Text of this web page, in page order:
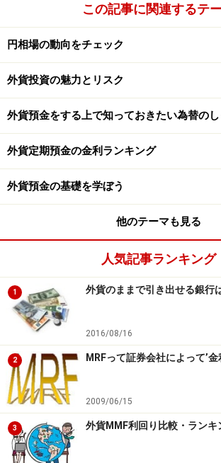
を負うのです。これが為替手数料に反
た。住友信託では、時々刻々と変化す
るようなしくみを作ることにより、銀
スクをうまく管理し、お客様にはご納
手数料水準の実現にこぎつけることがで
また、インターネットでのお取引なら
分金利に反映させやすくなるのです。
続いて、開発チームの苦労ばなしを伺
※記事内容は執筆時点のものです。最新の内容
い。
本記事の内容は一般的な情報提供を目的とし
商品や投資行動を推奨するものではありませ
投資や資産運用に関する最終的なご判断はご
行ってください。
掲載情報の正確性・完全性については十分に
が、その内容を保証するものではなく、これ
などについて当社は一切の責任を負いません。
最新の情報や詳細については、必ず各金融機
の公式情報をご確認ください。
この記事に関連するテ
円相場の動向をチェック
外貨投資の魅力とリスク
外貨預金をする上で知っておきたい為替の
外貨定期預金の金利ランキング
外貨預金の基礎を学ぼう
他のテーマも見る
人気記事ランキング
1 外貨のままで引き出せる銀行
2016/08/16
2 MRFって証券会社によって’金
2009/06/15
3 外貨MMF利回り比較・ランキ